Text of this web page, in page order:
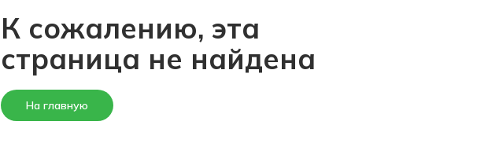
К сожалению, эта
страница не найдена
На главную